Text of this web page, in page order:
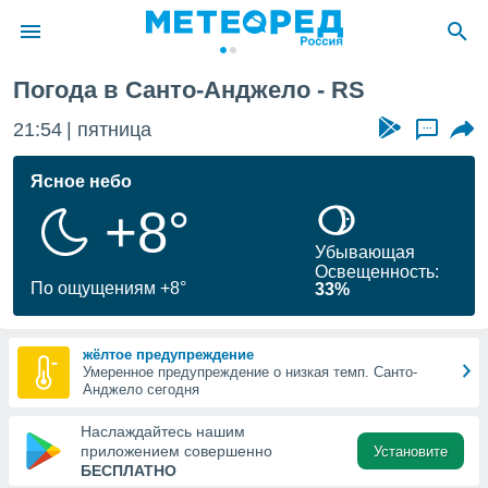
о
Вы можете
к этому
доступ
Погода в Санто-Анджело - RS
21:54 пятница ...
Ясное небо
+8°
По ощущениям +8°
Убывающая
Освещенность:
33%
жёлтое предупреждение
Умеренное предупреждение о низкая темп. Санто-
Анджело сегодня
Наслаждайтесь нашим
приложением совершенно
БЕСПЛАТНО
Установите